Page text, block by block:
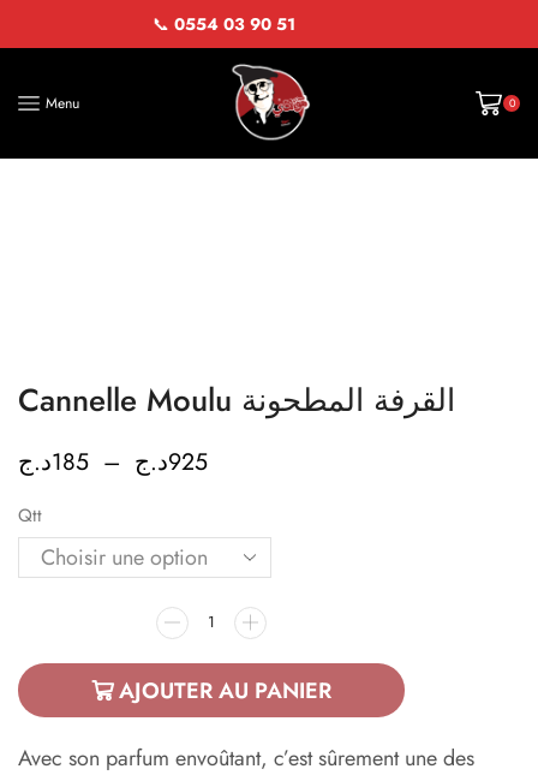
📞 0554 03 90 51
Menu 0
Cannelle Moulu القرفة المطحونة
185د.ج – 925د.ج
Qtt
AJOUTER AU PANIER
Avec son parfum envoûtant, c’est sûrement une des